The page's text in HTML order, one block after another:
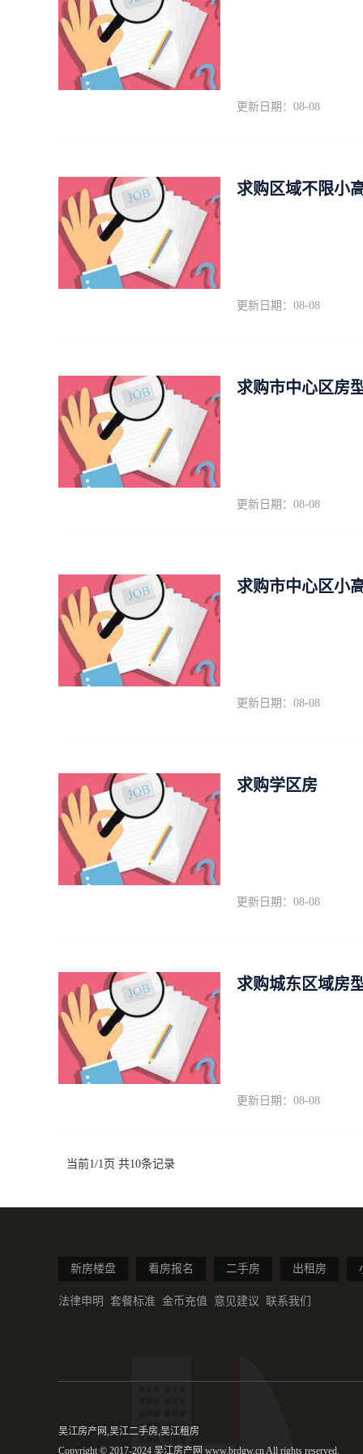
更新日期：08-08
求购区域不限小
更新日期：08-08
求购市中心区房
更新日期：08-08
求购市中心区小
更新日期：08-08
求购学区房
更新日期：08-08
求购城东区域房
更新日期：08-08
当前1/1页 共10条记录
新房楼盘 看房报名 二手房 出租房
法律申明 套餐标准 金币充值 意见建议 联系我们
吴江房产网,吴江二手房,吴江租房
Copyright © 2017-2024 吴江房产网 www.brdgw.cn All rights reserved.